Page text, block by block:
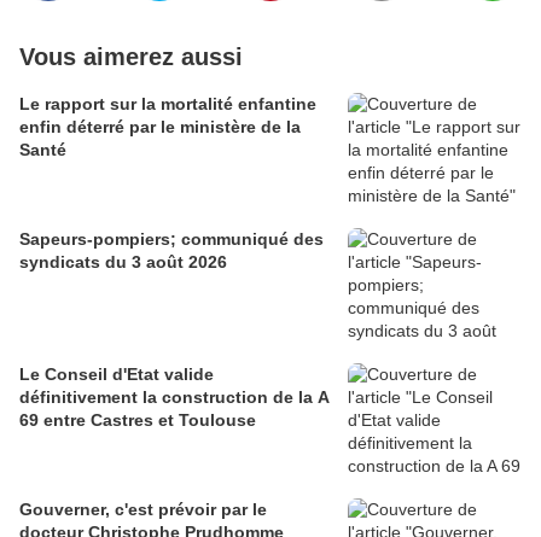
Vous aimerez aussi
Le rapport sur la mortalité enfantine
enfin déterré par le ministère de la
Santé
Sapeurs-pompiers; communiqué des
syndicats du 3 août 2026
Le Conseil d'Etat valide
définitivement la construction de la A
69 entre Castres et Toulouse
Gouverner, c'est prévoir par le
docteur Christophe Prudhomme